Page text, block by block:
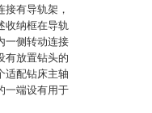
有导轨架，
收纳框在导轨
一侧转动连接
有放置钻头的
适配钻床主轴
一端设有用于